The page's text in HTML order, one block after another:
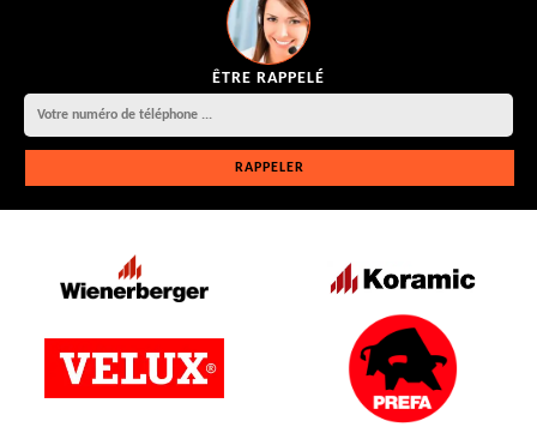
ÊTRE RAPPELÉ